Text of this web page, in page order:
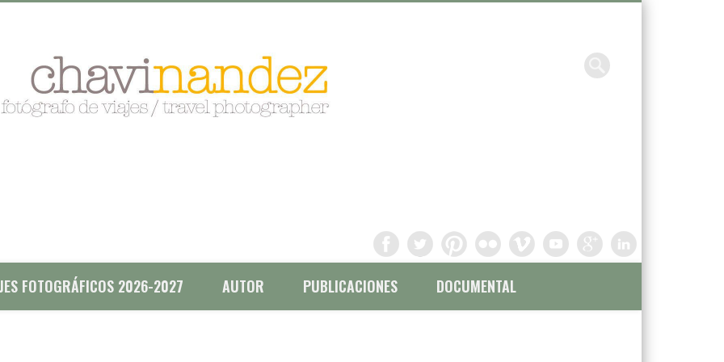
Chavinandez, Fotografía y
FOTOGRÁFICOS 2026-2027 AUTOR PUBLICACIONES DOCUMENTAL